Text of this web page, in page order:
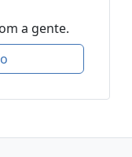
a gente.